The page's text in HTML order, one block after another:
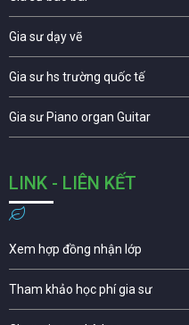
Gia sư dạy vẽ
Gia sư hs trường quốc tế
Gia sư Piano organ Guitar
LINK - LIÊN KẾT
Xem hợp đồng nhận lớp
Tham khảo học phí gia sư